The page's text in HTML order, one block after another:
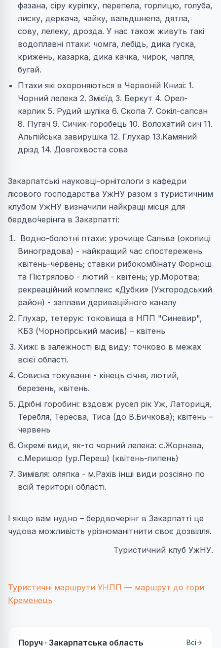
фазана, сіру куріпку, перепела, горлицю, голуба,
лиску, деркача, чайку, вальдшнепа, дятла,
сову, лелеку, дрозда. У нас також живуть такі
водоплавні птахи: чомга, лебідь, дика гуска,
крижень, казарка, дика качка, чирок, чапля,
бугай.
Птахи які охороняються в Червоній Книзі: 1.
Чорний лелека 2. Змiєїд 3. Беркут 4. Орел-
карлик 5. Рудий шулiка 6. Скопа 7. Сокiл-сапсан
8. Пугач 9. Сичик-горобець 10. Волохатий сич 11.
Альпiйська завирушка 12. Глухар 13.Камяний
дрізд 14. Довгохвоста сова
Закарпатські науковці-орнітологи з кафедри
лісового господарства УжНУ разом з туристичним
клубом УжНУ визначили найкращі місця для
бердво́черінга в Закарпатті:
Водно-болотні птахи: урочище Сальва (околиці
Виноградова) - найкращий час спостережень
квітень-червень; ставки рибокомбінату Форнош
та Пістрялово - лютий - квітень; ур.Моротва;
рекреаційний комплекс «Дубки» (Ужгородський
район) - заплави дериваційного каналу
Глухар, тетерук: токовища в НПП "Синевир",
КБЗ (Чорногірський масив) – квітень
Хижі: в залежності від виду; точково в межах
всієї області.
Сови:на токуванні - кінець січня, лютий,
березень, квітень.
Дрібні горобині: вздовж русел рік Уж, Латориця,
Теребля, Тересва, Тиса (до В.Бичкова); квітень –
червень
Окремі види, як-то чорний лелека: с.Жорнава,
с.Меришор (ур.Переш) (квітень-липень)
Зимівля: оляпка - м.Рахів інші види розсіяно по
всій території області.
І якщо вам нудно – бердвочерінг в Закарпатті це
чудова можливість урізноманітнити своє дозвілля.
Туристичний клуб УжНУ.
Туристичні маршрути УНПП — маршрут до гори
Кременець
Поруч · Закарпатська область Всі